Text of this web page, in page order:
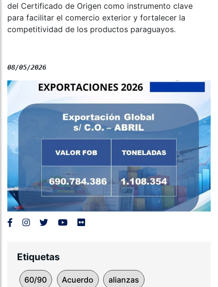
del Certificado de Origen como instrumento clave
para facilitar el comercio exterior y fortalecer la
competitividad de los productos paraguayos.
08/05/2026
Etiquetas
60/90 Acuerdo alianzas